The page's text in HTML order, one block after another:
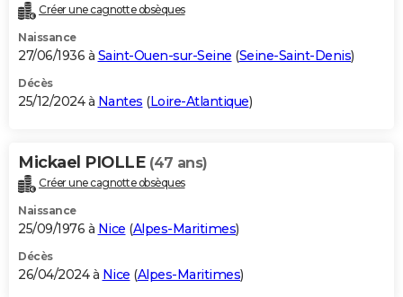
Destinations
City break
Voyage nature
Voyage de noces
Forum
Climat
+PHOTO
GUIDES D'ACHAT
BONS PLANS
Carte de Noël
Carte Bonne année
Carte Saint-Valentin
Carte Pâques
Carte d'anniversaire
DICTIONNAIRE
Dictionnaire
Biographies
Citations
Expressions
Proverbes
PROGRAMME TV
S'inscrire
Se connecter
Lycées
Collèges
Primaires
Universités
Entreprises
Service militaire
Avis de recherche
AVIS DE DÉCÈS
Créer une cagnotte obsèques
Naissance
27/06/1936 à Saint-Ouen-sur-Seine (Seine-Saint-Denis)
Décès
25/12/2024 à Nantes (Loire-Atlantique)
Mickael PIOLLE (47 ans)
Créer une cagnotte obsèques
Naissance
25/09/1976 à Nice (Alpes-Maritimes)
Décès
26/04/2024 à Nice (Alpes-Maritimes)